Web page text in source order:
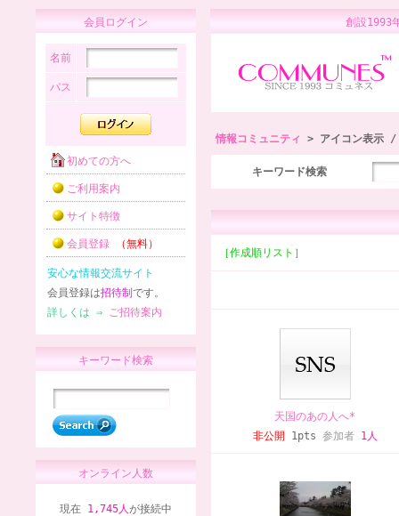
会員ログイン
名前
パス
初めての方へ
ご利用案内
サイト特徴
会員登録 （無料）
安心な情報交流サイト
会員登録は招待制 です。
詳しくは ⇒ ご招待案内
キーワード検索
オンライン人数
現在 1,745人が接続中
創設
情報コミュニティ > アイコン表示
キーワード検索
［作成順リスト］
天国のあの人へ*
非公開 1pts 参加者 1人